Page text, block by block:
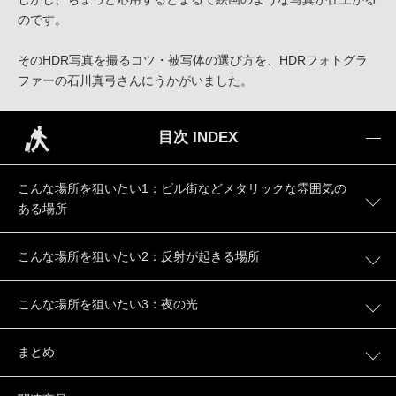
のです。
そのHDR写真を撮るコツ・被写体の選び方を、HDRフォトグラ
ファーの石川真弓さんにうかがいました。
目次 INDEX
こんな場所を狙いたい1：ビル街などメタリックな雰囲気の
ある場所
こんな場所を狙いたい2：反射が起きる場所
こんな場所を狙いたい3：夜の光
まとめ